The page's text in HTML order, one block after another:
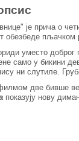
је прича о
обезбеде пљачком
уместо доброг
само у бикини
ни слутиле.
две бивше
показују нову